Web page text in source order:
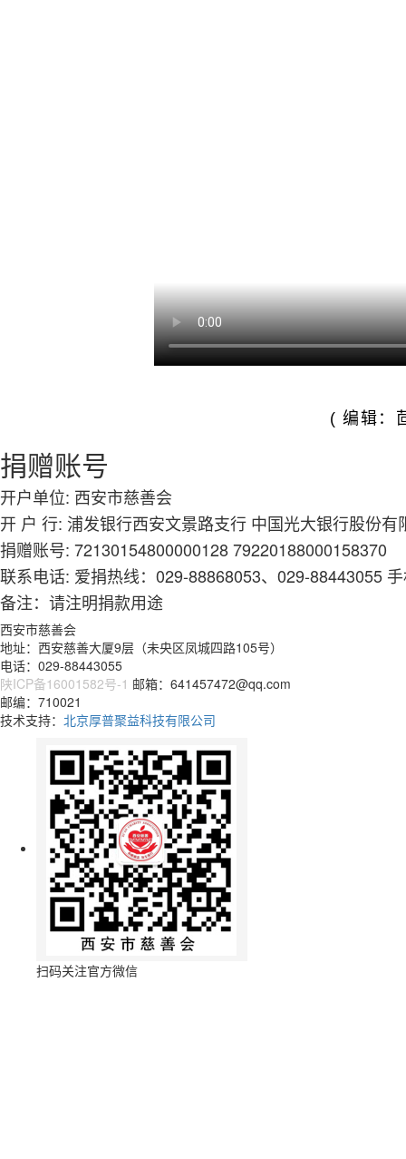
( 编辑：
捐赠账号
开户单位: 西安市慈善会
开 户 行: 浦发银行西安文景路支行 中国光大银行股份
捐赠账号: 72130154800000128 79220188000158370
联系电话: 爱捐热线：029-88868053、029-88443055
备注：请注明捐款用途
西安市慈善会
地址：西安慈善大厦9层（未央区凤城四路105号）
电话：029-88443055
陕ICP备16001582号-1 邮箱：641457472@qq.com
邮编：710021
技术支持： 北京厚普聚益科技有限公司
扫码关注官方微信